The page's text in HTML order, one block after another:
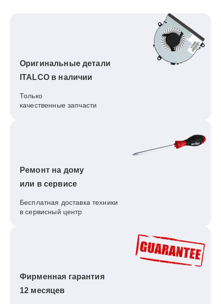
Оригинальные детали
ITALCO в наличии
Только
качественные запчасти
Ремонт на дому
или в сервисе
Бесплатная доставка техники
в сервисный центр
Фирменная гарантия
12 месяцев